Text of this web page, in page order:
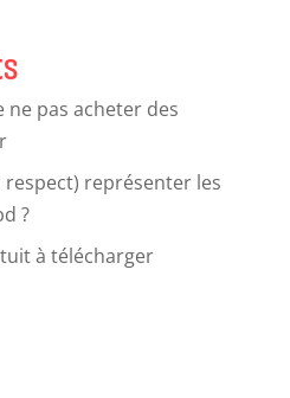
ne pas acheter des
respect) représenter les
?
à télécharger